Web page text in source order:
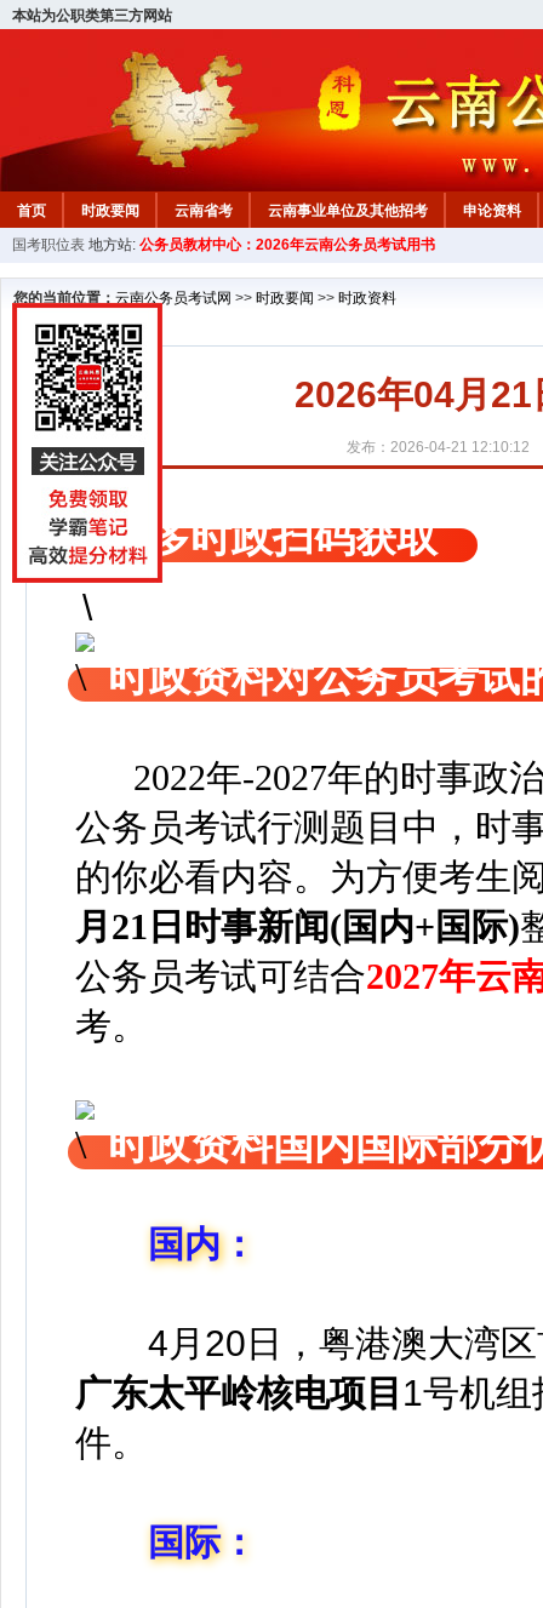
本站为公职类第三方网站
首页 时政要闻 云南省考 云南事业单位及其他招考
申论资料
国考职位表 地方站: 公务员教材中心：2026年云南公务员考试用书
您的当前位置： 云南公务员考试网 >> 时政要闻 >> 时政资料
2026年04月
发布：2026-04-21 12:10:12
更多时政扫码获取
时政资料对公务员考试
2022年-2027年的时事政
公务员考试行测题目中，时
的你必看内容。为方便考生
月21日 时事新闻(国内+国际)
公务员考试可结合2027年云
考。
时政资料国内国际部分
国内：
4月20日，粤港澳大湾区
广东太平岭核电项目 1号机
件。
国际：